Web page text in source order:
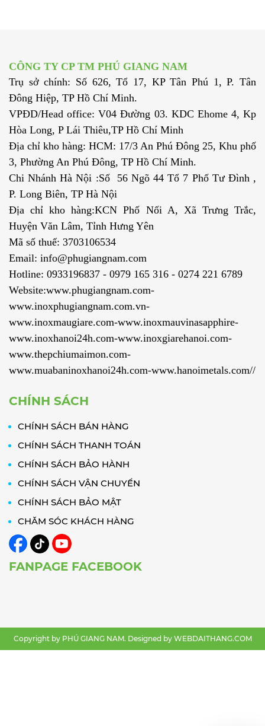
CÔNG TY CP TM PHÚ GIANG NAM
Trụ sở chính: Số 626, Tổ 17, KP Tân Phú 1, P. Tân
Đông Hiệp, TP Hồ Chí Minh.
VPĐD/Head office: V04 Đường 03. KDC Ehome 4, Kp
Hòa Long, P Lái Thiêu,TP Hồ Chí Minh
Địa chỉ kho hàng: HCM: 17/3 An Phú Đông 25, Khu phố
3, Phường An Phú Đông, TP Hồ Chí Minh.
Chi Nhánh Hà Nội :Số 56 Ngõ 44 Tổ 7 Phố Tư Đình ,
P. Long Biên, TP Hà Nội
Địa chỉ kho hàng:KCN Phố Nối A, Xã Trưng Trắc,
Huyện Văn Lâm, Tỉnh Hưng Yên
Mã số thuế: 3703106534
Email: info@phugiangnam.com
Hotline: 0933196837 - 0979 165 316 - 0274 221 6789
Website:www.phugiangnam.com-
www.inoxphugiangnam.com.vn-
www.inoxmaugiare.com-www.inoxmauvinasapphire-
www.inoxhanoi24h.com-www.inoxgiarehanoi.com-
www.thepchiumaimon.com-
www.muabaninoxhanoi24h.com-www.hanoimetals.com//
CHÍNH SÁCH
CHÍNH SÁCH BÁN HÀNG
CHÍNH SÁCH THANH TOÁN
CHÍNH SÁCH BẢO HÀNH
CHÍNH SÁCH VẬN CHUYỂN
CHÍNH SÁCH BẢO MẬT
CHĂM SÓC KHÁCH HÀNG
FANPAGE FACEBOOK
Copyright by PHÚ GIANG NAM. Designed by WEBDAITHANG.COM